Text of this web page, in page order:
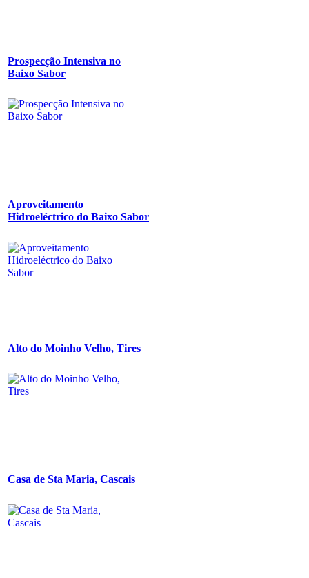
Prospecção Intensiva no
Baixo Sabor
Aproveitamento
Hidroeléctrico do Baixo Sabor
Alto do Moinho Velho, Tires
Casa de Sta Maria, Cascais